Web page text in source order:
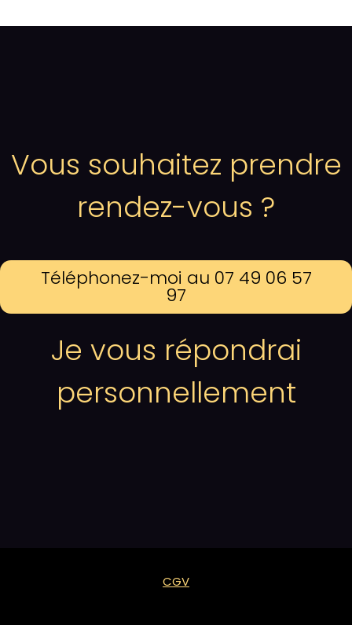
Vous souhaitez prendre
rendez-vous ?
Téléphonez-moi au 07 49 06 57
97
Je vous répondrai
personnellement
CGV